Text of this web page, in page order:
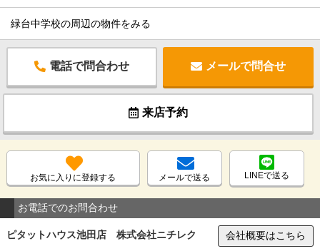
緑台中学校の周辺の物件をみる
電話で問合わせ メールで問合せ
来店予約
お気に入りに登録する メールで送る LINEで送る
お電話でのお問合わせ
ピタットハウス池田店 株式会社ニチレク 会社概要はこちら